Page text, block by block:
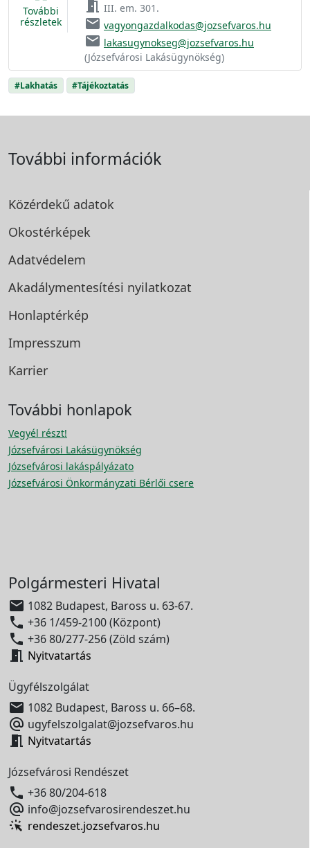
További
részletek
meeting_room III. em. 301.
email vagyongazdalkodas@jozsefvaros.hu
email lakasugynokseg@jozsefvaros.hu
(Józsefvárosi Lakásügynökség)
#Lakhatás #Tájékoztatás
További információk
Közérdekű adatok
Okostérképek
Adatvédelem
Akadálymentesítési nyilatkozat
Honlaptérkép
Impresszum
Karrier
További honlapok
Vegyél részt!
Józsefvárosi Lakásügynökség
Józsefvárosi lakáspályázato
Józsefvárosi Önkormányzati Bérlői csere
Polgármesteri Hivatal
 1082 Budapest, Baross u. 63-67.
 +36 1/459-2100 (Központ)
 +36 80/277-256 (Zöld szám)
 Nyitvatartás
Ügyfélszolgálat
 1082 Budapest, Baross u. 66–68.
 ugyfelszolgalat@jozsefvaros.hu
 Nyitvatartás
Józsefvárosi Rendészet
 +36 80/204-618
 info@jozsefvarosirendeszet.hu
rendeszet.jozsefvaros.hu